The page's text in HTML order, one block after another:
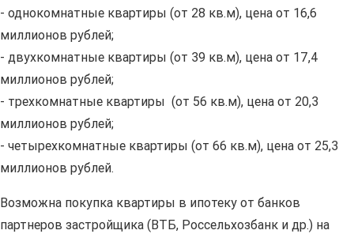
- однокомнатные квартиры (от 28 кв.м), цена от 16,6
миллионов рублей;
- двухкомнатные квартиры (от 39 кв.м), цена от 17,4
миллионов рублей;
- трехкомнатные квартиры (от 56 кв.м), цена от 20,3
миллионов рублей;
- четырехкомнатные квартиры (от 66 кв.м), цена от 25,3
миллионов рублей.
Возможна покупка квартиры в ипотеку от банков
партнеров застройщика (ВТБ, Россельхозбанк и др.) на